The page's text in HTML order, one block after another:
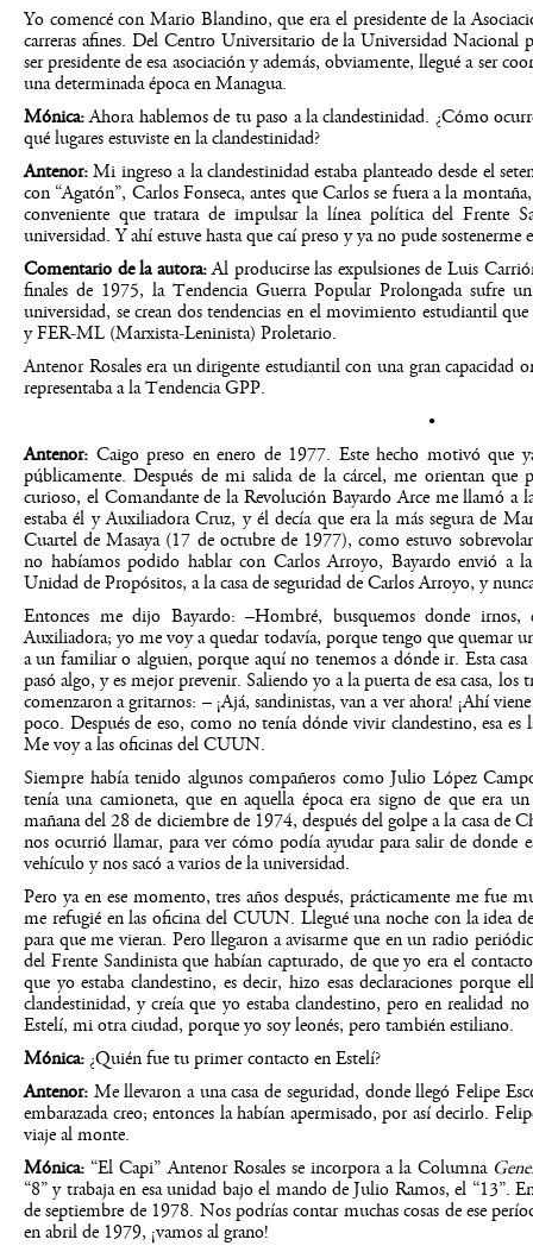
Yo comencé con Mario Blandino, que era el presidente de la
carreras afines. Del Centro Universitario de la Universidad
ser presidente de esa asociación y además, obviamente, llegué a ser
una determinada época en Managua.
Mónica:Ahora hablemos de tu paso a la clandestinidad. ¿Cómo
qué lugares estuviste en la clandestinidad?
Antenor:Mi ingreso a la clandestinidad estaba planteado desde el
con “Agatón”, Carlos Fonseca, antes que Carlos se fuera a la
conveniente que tratara de impulsar la línea política del Frente
universidad. Y ahí estuve hasta que caí preso y ya no pude sostenerme
Comentario de la autora:Al producirse las expulsiones de Luis
finales de 1975, la Tendencia Guerra Popular Prolongada sufre
universidad, se crean dos tendencias en el movimiento estudiantil
y FER-ML (Marxista-Leninista) Proletario.
Antenor Rosales era un dirigente estudiantil con una gran capacidad
representaba a la Tendencia GPP.
•
Antenor: Caigo preso en enero de 1977. Este hecho motivó que
públicamente. Después de mi salida de la cárcel, me orientan que
curioso, el Comandante de la Revolución Bayardo Arce me llamó a
estaba él y Auxiliadora Cruz, y él decía que era la más segura de
Cuartel de Masaya (17 de octubre de 1977), como estuvo
no habíamos podido hablar con Carlos Arroyo, Bayardo envió a
Unidad de Propósitos, a la casa de seguridad de Carlos Arroyo, y
Entonces me dijo Bayardo: –Hombré, busquemos donde irnos,
Auxiliadora; yo me voy a quedar todavía, porque tengo que quemar
a un familiar o alguien, porque aquí no tenemos a dónde ir. Esta
pasó algo, y es mejor prevenir. Saliendo yo a la puerta de esa casa,
comenzaron a gritarnos: – ¡Ajá, sandinistas, van a ver ahora! ¡Ahí
poco. Después de eso, como no tenía dónde vivir clandestino, esa es
Me voy a las oficinas del CUUN.
Siempre había tenido algunos compañeros como Julio López
tenía una camioneta, que en aquella época era signo de que era
mañana del 28 de diciembre de 1974, después del golpe a la casa de
nos ocurrió llamar, para ver cómo podía ayudar para salir de donde
vehículo y nos sacó a varios de la universidad.
Pero ya en ese momento, tres años después, prácticamente me fue
me refugié en las oficina del CUUN. Llegué una noche con la idea
para que me vieran. Pero llegaron a avisarme que en un radio
del Frente Sandinista que habían capturado, de que yo era el
que yo estaba clandestino, es decir, hizo esas declaraciones porque
clandestinidad, y creía que yo estaba clandestino, pero en realidad
Estelí, mi otra ciudad, porque yo soy leonés, pero también estiliano.
Mónica:¿Quién fue tu primer contacto en Estelí?
Antenor: Me llevaron a una casa de seguridad, donde llegó Felipe
embarazada creo; entonces la habían apermisado, por así decirlo.
viaje al monte.
Mónica: “El Capi” Antenor Rosales se incorpora a la Columna
“8” y trabaja en esa unidad bajo el mando de Julio Ramos, el “13”.
de septiembre de 1978. Nos podrías contar muchas cosas de ese
en abril de 1979, ¡vamos al grano!